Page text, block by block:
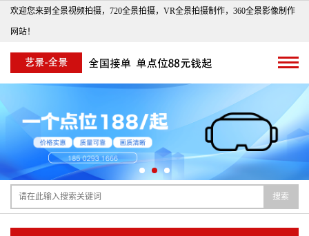
欢迎您来到全景视频拍摄，720全景拍摄，VR全景拍摄制作，360全景影像制作
网站！
搜索